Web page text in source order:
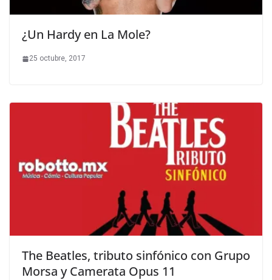
¿Un Hardy en La Mole?
25 octubre, 2017
The Beatles, tributo sinfónico con Grupo
Morsa y Camerata Opus 11